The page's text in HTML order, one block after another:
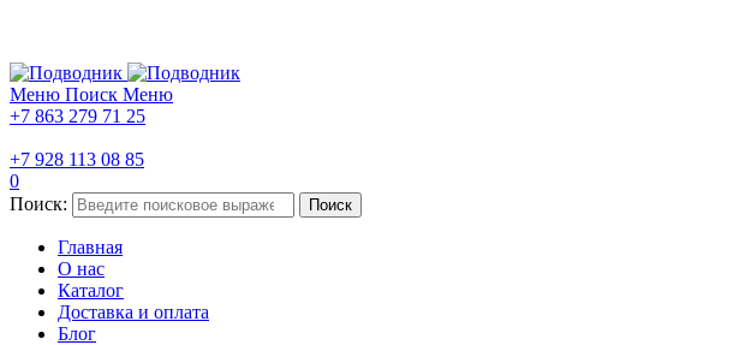
Меню Поиск Меню
+7 863 279 71 25
+7 928 113 08 85
0
Поиск:
Поиск
Главная
О нас
Каталог
Доставка и оплата
Блог